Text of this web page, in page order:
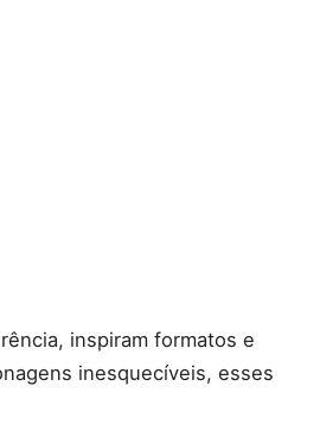
inspiram formatos e
inesquecíveis, esses